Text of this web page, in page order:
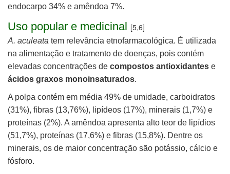
endocarpo 34% e amêndoa 7%.
Uso popular e medicinal [5,6]
A. aculeata tem relevância etnofarmacológica. É utilizada
na alimentação e tratamento de doenças, pois contém
elevadas concentrações de compostos antioxidantes e
ácidos graxos monoinsaturados.
A polpa contém em média 49% de umidade, carboidratos
(31%), fibras (13,76%), lipídeos (17%), minerais (1,7%) e
proteínas (2%). A amêndoa apresenta alto teor de lipídios
(51,7%), proteínas (17,6%) e fibras (15,8%). Dentre os
minerais, os de maior concentração são potássio, cálcio e
fósforo.